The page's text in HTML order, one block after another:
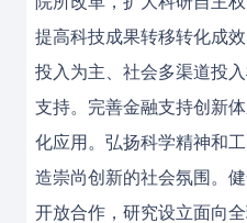
提高科技成果转移转化成
投入为主、社会多渠道投
支持。完善金融支持创新
化应用。弘扬科学精神和
造崇尚创新的社会氛围。
开放合作，研究设立面向